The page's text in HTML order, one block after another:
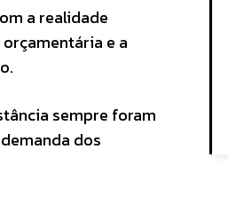
a realidade
e a
sempre foram
dos